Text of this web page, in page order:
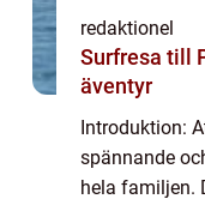
redaktionel
Surfresa till
äventyr
Introduktion:
spännande
hela familjen.